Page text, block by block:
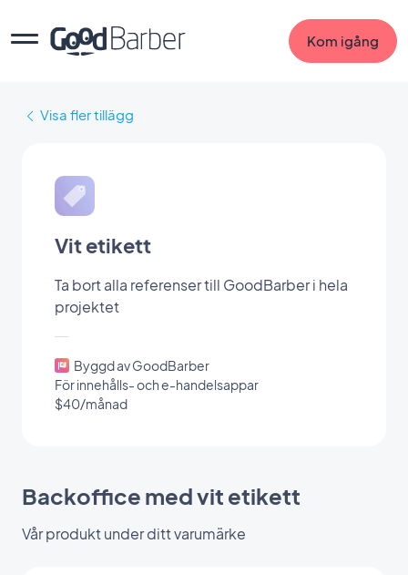
Kom igång
Visa fler tillägg
Vit etikett
Ta bort alla referenser till GoodBarber i hela
projektet
Byggd av GoodBarber
För innehålls- och e-handelsappar
$40/månad
Backoffice med vit etikett
Vår produkt under ditt varumärke